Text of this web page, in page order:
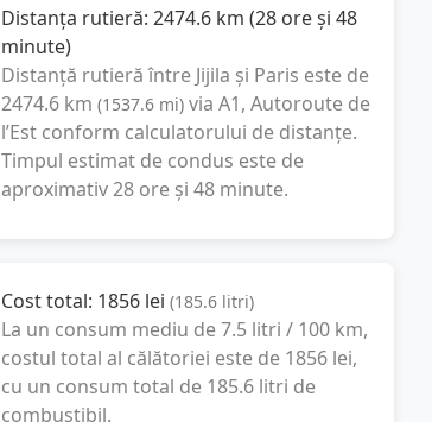
Distanța rutieră: 2474.6 km (28 ore și 48
minute)
Distanță rutieră între Jijila și Paris este de
2474.6 km (1537.6 mi) via A1, Autoroute de
l’Estconform calculatorului de distanțe.
Timpul estimat de condus este de
aproximativ28 ore și 48 minute.
Cost total: 1856 lei (185.6 litri)
La un consum mediu de7.5 litri / 100 km,
costul total al călătoriei este de 1856 lei,
cu un consum total de 185.6 litri de
combustibil.